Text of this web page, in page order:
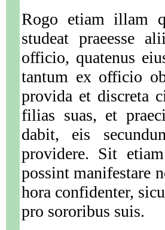
Rogo etiam illam
studeat praeesse
officio, quatenus
tantum ex officio
provida et discreta
filias suas, et
dabit, eis
providere. Sit
possint manifestare
hora confidenter,
pro sororibus suis.